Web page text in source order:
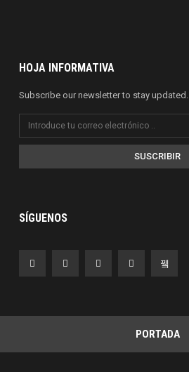
HOJA INFORMATIVA
Subscribe our newsletter to stay updated.
SUSCRIBIR
SÍGUENOS
PORTADA